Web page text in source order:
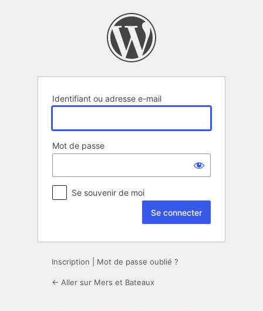
Identifiant ou adresse e-mail
Mot de passe
Se souvenir de moi
Inscription Mot de passe oublié ?
← Aller sur Mers et Bateaux